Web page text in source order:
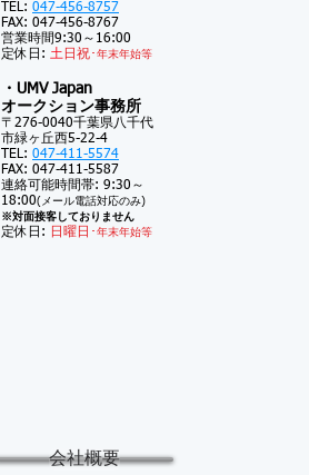
会社概要
TEL: 047-456-8757
FAX: 047-456-8767
営業時間9:30～16:00
定休日: 土日祝･ 年末年始等
・UMV Japan
オークション事務所
〒276-0040千葉県八千代
市緑ヶ丘西5-22-4
TEL: 047-411-5574
FAX: 047-411-5587
連絡可能時間帯: 9:30～
18:00(メール電話対応のみ)
※対面接客しておりません
定休日: 日曜日･ 年末年始等